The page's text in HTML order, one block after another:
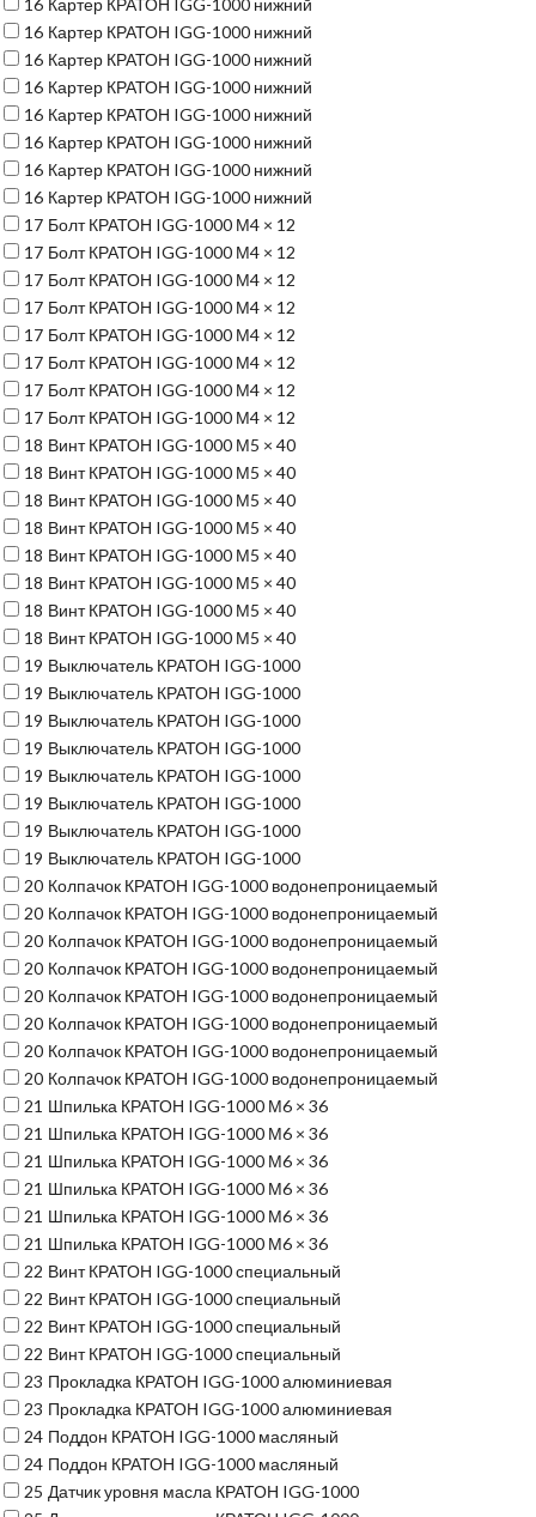
16 Картер КРАТОН IGG-1000 нижний
16 Картер КРАТОН IGG-1000 нижний
16 Картер КРАТОН IGG-1000 нижний
16 Картер КРАТОН IGG-1000 нижний
16 Картер КРАТОН IGG-1000 нижний
16 Картер КРАТОН IGG-1000 нижний
16 Картер КРАТОН IGG-1000 нижний
16 Картер КРАТОН IGG-1000 нижний
17 Болт КРАТОН IGG-1000 М4 × 12
17 Болт КРАТОН IGG-1000 М4 × 12
17 Болт КРАТОН IGG-1000 М4 × 12
17 Болт КРАТОН IGG-1000 М4 × 12
17 Болт КРАТОН IGG-1000 М4 × 12
17 Болт КРАТОН IGG-1000 М4 × 12
17 Болт КРАТОН IGG-1000 М4 × 12
17 Болт КРАТОН IGG-1000 М4 × 12
18 Винт КРАТОН IGG-1000 М5 × 40
18 Винт КРАТОН IGG-1000 М5 × 40
18 Винт КРАТОН IGG-1000 М5 × 40
18 Винт КРАТОН IGG-1000 М5 × 40
18 Винт КРАТОН IGG-1000 М5 × 40
18 Винт КРАТОН IGG-1000 М5 × 40
18 Винт КРАТОН IGG-1000 М5 × 40
18 Винт КРАТОН IGG-1000 М5 × 40
19 Выключатель КРАТОН IGG-1000
19 Выключатель КРАТОН IGG-1000
19 Выключатель КРАТОН IGG-1000
19 Выключатель КРАТОН IGG-1000
19 Выключатель КРАТОН IGG-1000
19 Выключатель КРАТОН IGG-1000
19 Выключатель КРАТОН IGG-1000
19 Выключатель КРАТОН IGG-1000
20 Колпачок КРАТОН IGG-1000 водонепроницаемый
20 Колпачок КРАТОН IGG-1000 водонепроницаемый
20 Колпачок КРАТОН IGG-1000 водонепроницаемый
20 Колпачок КРАТОН IGG-1000 водонепроницаемый
20 Колпачок КРАТОН IGG-1000 водонепроницаемый
20 Колпачок КРАТОН IGG-1000 водонепроницаемый
20 Колпачок КРАТОН IGG-1000 водонепроницаемый
20 Колпачок КРАТОН IGG-1000 водонепроницаемый
21 Шпилька КРАТОН IGG-1000 М6 × 36
21 Шпилька КРАТОН IGG-1000 М6 × 36
21 Шпилька КРАТОН IGG-1000 М6 × 36
21 Шпилька КРАТОН IGG-1000 М6 × 36
21 Шпилька КРАТОН IGG-1000 М6 × 36
21 Шпилька КРАТОН IGG-1000 М6 × 36
22 Винт КРАТОН IGG-1000 специальный
22 Винт КРАТОН IGG-1000 специальный
22 Винт КРАТОН IGG-1000 специальный
22 Винт КРАТОН IGG-1000 специальный
23 Прокладка КРАТОН IGG-1000 алюминиевая
23 Прокладка КРАТОН IGG-1000 алюминиевая
24 Поддон КРАТОН IGG-1000 масляный
24 Поддон КРАТОН IGG-1000 масляный
25 Датчик уровня масла КРАТОН IGG-1000